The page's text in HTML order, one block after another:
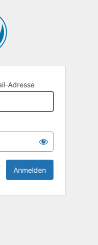
Adresse